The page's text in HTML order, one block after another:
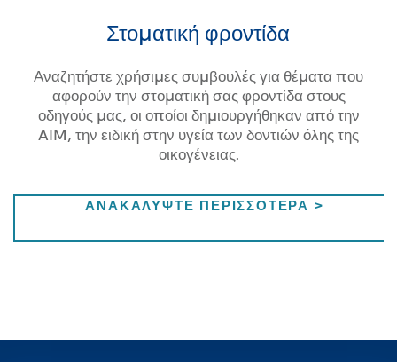
Στοματική φροντίδα
Αναζητήστε χρήσιμες συμβουλές για θέματα που
αφορούν την στοματική σας φροντίδα στους
οδηγούς μας, οι οποίοι δημιουργήθηκαν από την
AIM, την ειδική στην υγεία των δοντιών όλης της
οικογένειας.
ΑΝΑΚΑΛΥΨΤΕ ΠΕΡΙΣΣΟΤΕΡΑ